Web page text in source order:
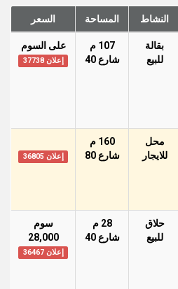
النشاط المساحة السعر
بقالة
للبيع
107 م
شارع 40
على السوم
إعلان 37738
محل
للايجار
160 م
شارع 80
إعلان 36805
حلاق
للبيع
28 م
شارع 40
سوم
28,000
إعلان 36467